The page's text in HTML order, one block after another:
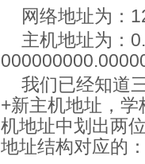
网络地址为：
主机地址为：
我们已经知道
+新主机地址，
机地址中划出两
地址结构对应的